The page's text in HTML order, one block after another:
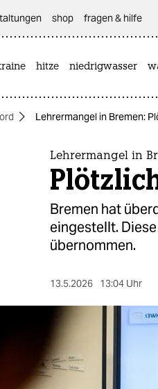
shop fragen & hilfe
hitze niedrigwasser
Lehrermangel in Bremen:
Lehrermangel in
Bremen hat
eingestellt.
übernommen.
13.5.2026 13:04 Uhr